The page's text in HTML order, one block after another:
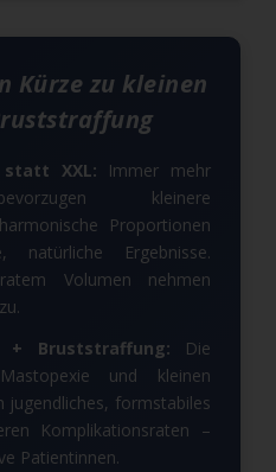
Kürze zu kleinen
XXL: Immer mehr
kleinere
Proportionen
natürliche Ergebnisse.
Volumen nehmen
+ Bruststraffung: Die
und kleinen
jugendliches, formstabiles
Komplikationsraten –
Patientinnen.